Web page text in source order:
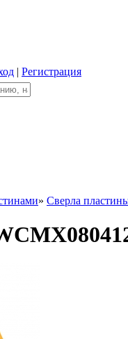
| Регистрация
» Сверла